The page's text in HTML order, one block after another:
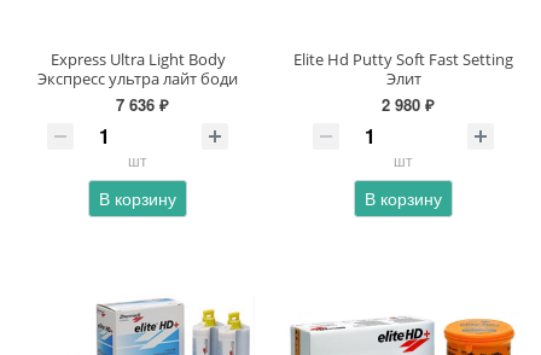
Express Ultra Light Body
Экспресс ультра лайт боди
7 636 ₽
шт
В корзину
Elite Hd Putty Soft Fast Setting
Элит
2 980 ₽
шт
В корзину